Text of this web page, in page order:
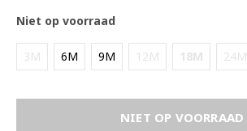
Niet op voorraad
3M 6M 9M 12M 18M 24M
NIET OP VOORRAAD